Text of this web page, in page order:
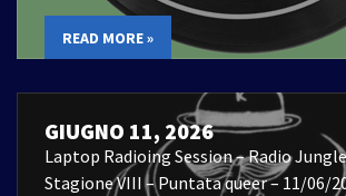
READ MORE »
GIUGNO 11, 2026
Laptop Radioing Session – Radio
Stagione VIII – Puntata queer – 11/06/